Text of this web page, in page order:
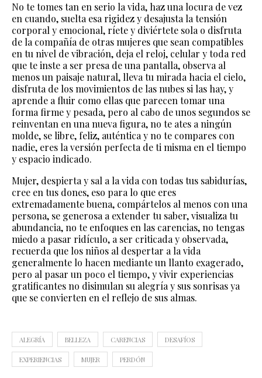
No te tomes tan en serio la vida, haz una locura de vez
en cuando, suelta esa rigidez y desajusta la tensión
corporal y emocional, ríete y diviértete sola o disfruta
de la compañía de otras mujeres que sean compatibles
en tu nivel de vibración, deja el reloj, celular y toda red
que te inste a ser presa de una pantalla, observa al
menos un paisaje natural, lleva tu mirada hacia el cielo,
disfruta de los movimientos de las nubes si las hay, y
aprende a fluir como ellas que parecen tomar una
forma firme y pesada, pero al cabo de unos segundos se
reinventan en una nueva figura, no te ates a ningún
molde, se libre, feliz, auténtica y no te compares con
nadie, eres la versión perfecta de ti misma en el tiempo
y espacio indicado.
Mujer, despierta y sal a la vida con todas tus sabidurías,
cree en tus dones, eso para lo que eres
extremadamente buena, compártelos al menos con una
persona, se generosa a extender tu saber, visualiza tu
abundancia, no te enfoques en las carencias, no tengas
miedo a pasar ridículo, a ser criticada y observada,
recuerda que los niños al despertar a la vida
generalmente lo hacen mediante un llanto exagerado,
pero al pasar un poco el tiempo, y vivir experiencias
gratificantes no disimulan su alegría y sus sonrisas ya
que se convierten en el reflejo de sus almas.
ALEGRÍA BELLEZA CARENCIAS DESAFÍOS
EXPERIENCIAS MUJER PERDÓN